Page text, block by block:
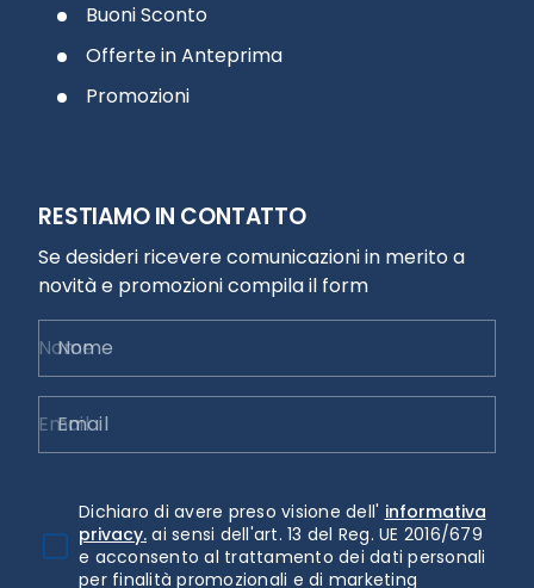
Buoni Sconto
Offerte in Anteprima
Promozioni
RESTIAMO IN CONTATTO
Se desideri ricevere comunicazioni in merito a
novità e promozioni compila il form
Nome
Email
Dichiaro di avere preso visione dell' informativa
privacy. ai sensi dell'art. 13 del Reg. UE 2016/679
e acconsento al trattamento dei dati personali
per finalità promozionali e di marketing